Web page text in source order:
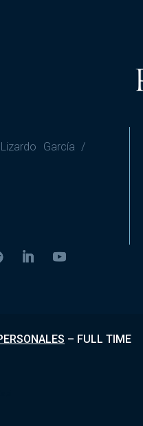
García /
– FULL TIME